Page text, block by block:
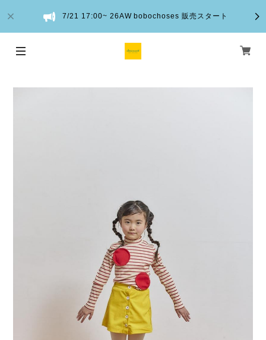
7/21 17:00~ 26AW bobochoses 販売スタート